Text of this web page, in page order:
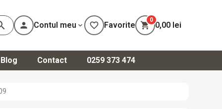
person Contul meu expand_more
te
favorite_border Favorite shopping_cart
0
0,00 lei
Blog Contact 0259 373 474